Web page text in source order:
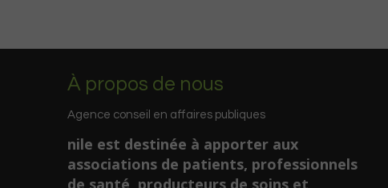
À propos de nous
Agence conseil en affaires publiques
nile est destinée à apporter aux
associations de patients, professionnels
de santé, producteurs de soins et